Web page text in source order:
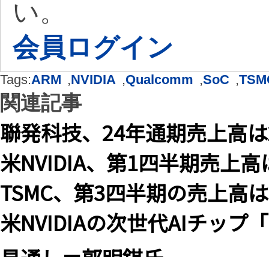
い。
会員ログイン
Tags:ARM ,NVIDIA ,Qualcomm ,SoC ,
関連記事
聯発科技、24年通期売上高
米NVIDIA、第1四半期売上
TSMC、第3四半期の売上高
米NVIDIAの次世代AIチップ